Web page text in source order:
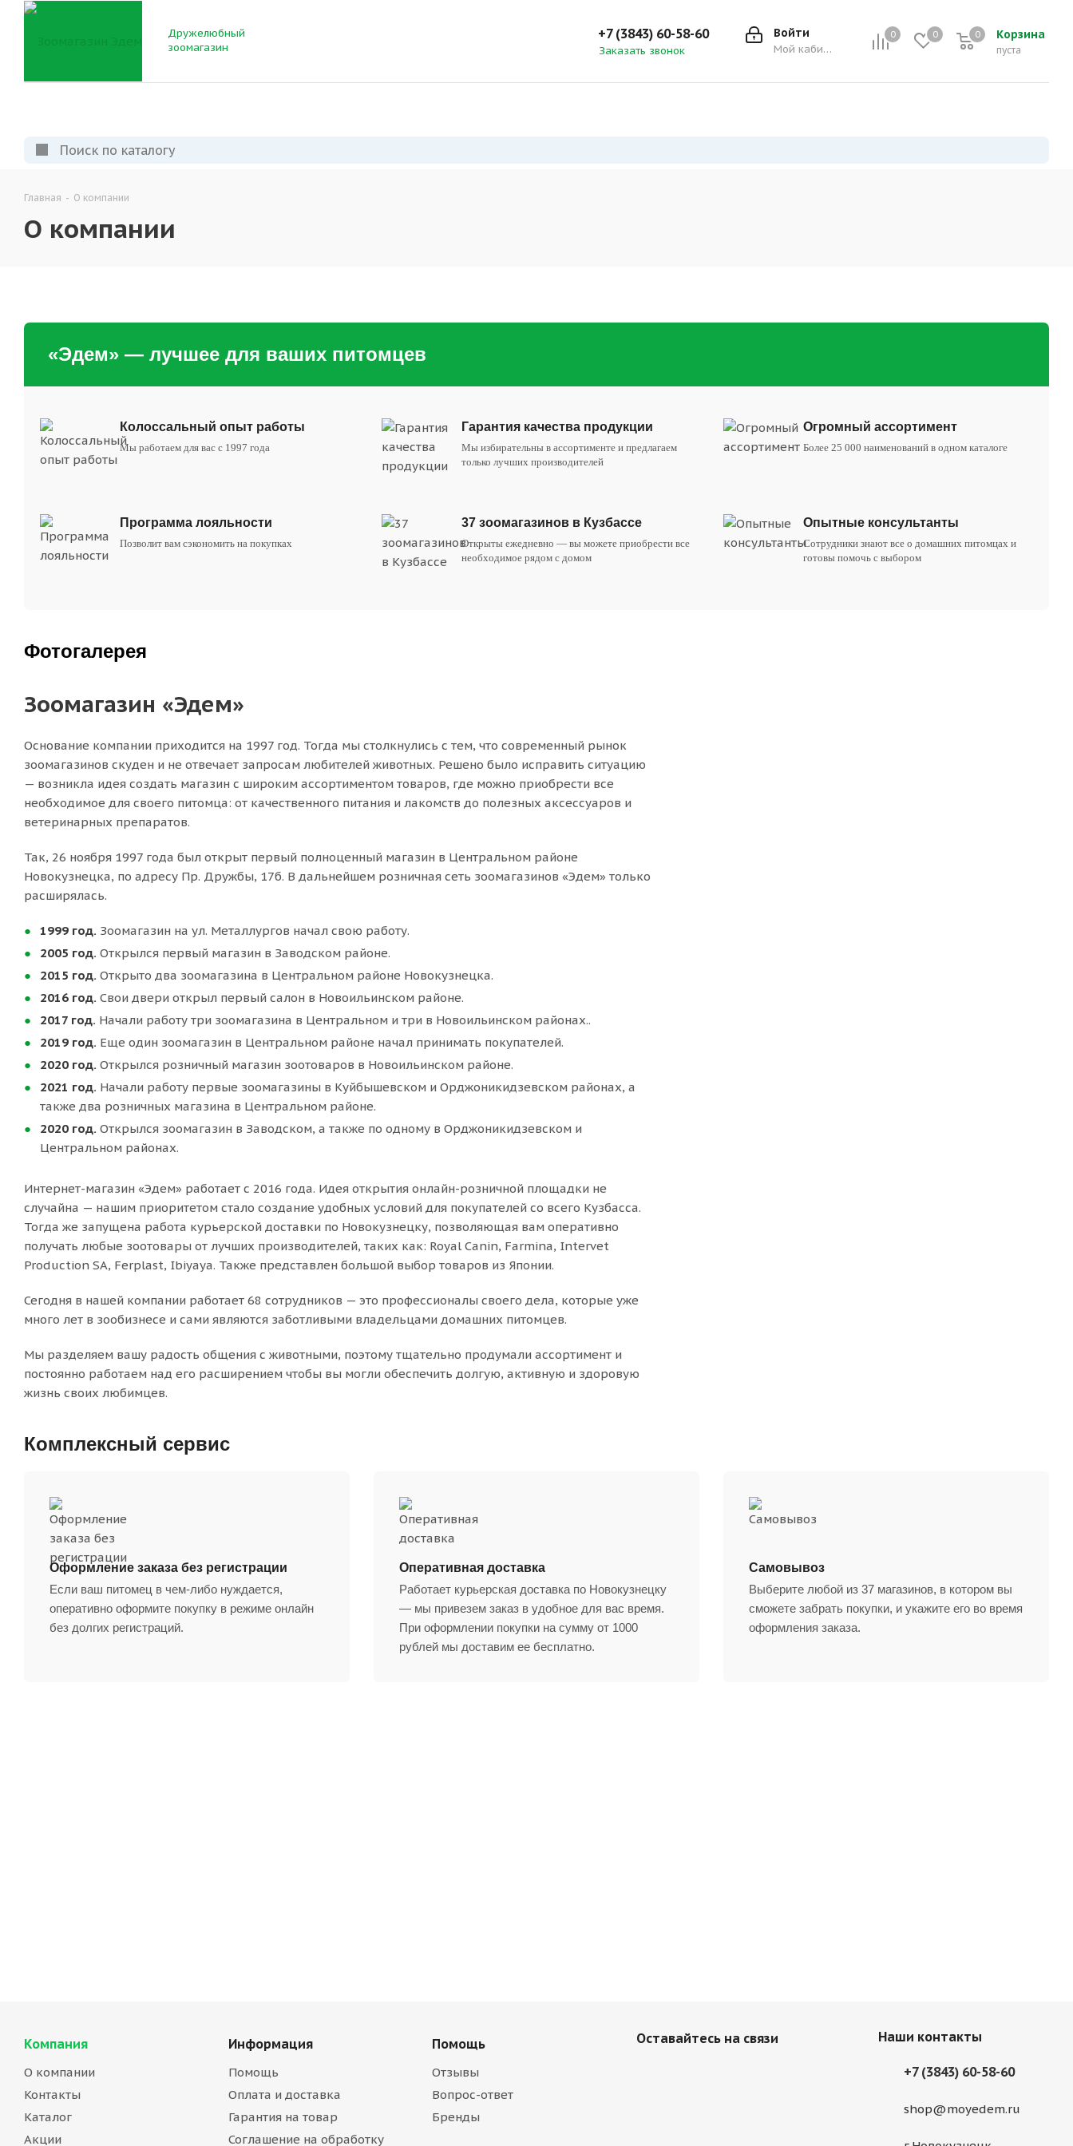
Дружелюбный
зоомагазин
0 0 Корзина
0
пуста
0
Войти
Мой кабинет
+7 (3843) 60-58-60
Заказать звонок
Главная - О компании
О компании
«Эдем» — лучшее для ваших питомцев
Колоссальный опыт работы
Мы работаем для вас с 1997 года
Гарантия качества продукции
Мы избирательны в ассортименте и предлагаем
только лучших производителей
Огромный ассортимент
Более 25 000 наименований в одном каталоге
Программа лояльности
Позволит вам сэкономить на покупках
37 зоомагазинов в Кузбассе
Открыты ежедневно — вы можете приобрести все
необходимое рядом с домом
Опытные консультанты
Сотрудники знают все о домашних питомцах и
готовы помочь с выбором
Фотогалерея
Зоомагазин «Эдем»
Основание компании приходится на 1997 год. Тогда мы столкнулись с тем, что современный рынок
зоомагазинов скуден и не отвечает запросам любителей животных. Решено было исправить ситуацию
— возникла идея создать магазин с широким ассортиментом товаров, где можно приобрести все
необходимое для своего питомца: от качественного питания и лакомств до полезных аксессуаров и
ветеринарных препаратов.
Так, 26 ноября 1997 года был открыт первый полноценный магазин в Центральном районе
Новокузнецка, по адресу Пр. Дружбы, 17б. В дальнейшем розничная сеть зоомагазинов «Эдем» только
расширялась.
1999 год. Зоомагазин на ул. Металлургов начал свою работу.
2005 год. Открылся первый магазин в Заводском районе.
2015 год. Открыто два зоомагазина в Центральном районе Новокузнецка.
2016 год. Свои двери открыл первый салон в Новоильинском районе.
2017 год. Начали работу три зоомагазина в Центральном и три в Новоильинском районах..
2019 год. Еще один зоомагазин в Центральном районе начал принимать покупателей.
2020 год. Открылся розничный магазин зоотоваров в Новоильинском районе.
2021 год. Начали работу первые зоомагазины в Куйбышевском и Орджоникидзевском районах, а
также два розничных магазина в Центральном районе.
2020 год. Открылся зоомагазин в Заводском, а также по одному в Орджоникидзевском и
Центральном районах.
Интернет-магазин «Эдем» работает с 2016 года. Идея открытия онлайн-розничной площадки не
случайна — нашим приоритетом стало создание удобных условий для покупателей со всего Кузбасса.
Тогда же запущена работа курьерской доставки по Новокузнецку, позволяющая вам оперативно
получать любые зоотовары от лучших производителей, таких как: Royal Canin, Farmina, Intervet
Production SA, Ferplast, Ibiyaya. Также представлен большой выбор товаров из Японии.
Сегодня в нашей компании работает 68 сотрудников — это профессионалы своего дела, которые уже
много лет в зообизнесе и сами являются заботливыми владельцами домашних питомцев.
Мы разделяем вашу радость общения с животными, поэтому тщательно продумали ассортимент и
постоянно работаем над его расширением чтобы вы могли обеспечить долгую, активную и здоровую
жизнь своих любимцев.
Комплексный сервис
Оформление заказа без регистрации
Если ваш питомец в чем-либо нуждается,
оперативно оформите покупку в режиме онлайн
без долгих регистраций.
Оперативная доставка
Работает курьерская доставка по Новокузнецку
— мы привезем заказ в удобное для вас время.
При оформлении покупки на сумму от 1000
рублей мы доставим ее бесплатно.
Самовывоз
Выберите любой из 37 магазинов, в котором вы
сможете забрать покупки, и укажите его во время
оформления заказа.
Компания
О компании
Контакты
Каталог
Акции
Информация
Помощь
Оплата и доставка
Гарантия на товар
Соглашение на обработку
Помощь
Отзывы
Вопрос-ответ
Бренды
Оставайтесь на связи Наши контакты
+7 (3843) 60-58-60
shop@moyedem.ru